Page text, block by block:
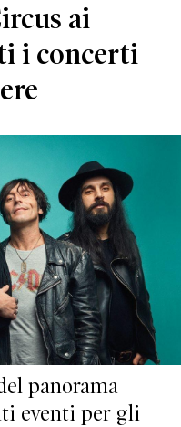
ai
i concerti
panorama
eventi per gli